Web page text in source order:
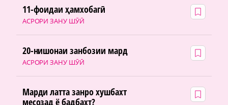
АСРОРИ ЗАНУ ШӮӢ
11-фоидаи ҳамхобагӣ
АСРОРИ ЗАНУ ШӮӢ
20-нишонаи занбозии мард
Марди латта занро хушбахт
месозад ё бадбахт?